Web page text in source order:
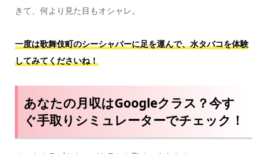
きて、何より見た目もオシャレ。
一度は歌舞伎町のシーシャバーに足を運んで、水タバコを体験
してみてくださいね！
あなたの月収はGoogleクラス？今す
ぐ手取りシミュレーターでチェック！